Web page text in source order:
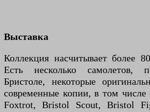
Выставка
Коллекция насчитывает более
Есть несколько самолетов,
Бристоле, некоторые
современные копии, в том числе
Foxtrot, Bristol Scout, Bristol